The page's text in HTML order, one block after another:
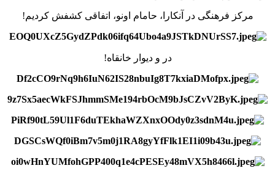
مرکز فرهنگی در آنکارا، حامام اونو، اتفاقی کشفش کردیم!
در و دیوار خانقاه!